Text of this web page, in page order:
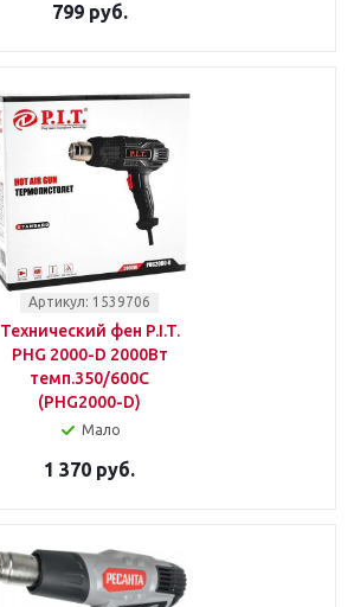
799 руб.
Артикул: 1539706
Технический фен P.I.T.
PHG 2000-D 2000Вт
темп.350/600С
(PHG2000-D)
Мало
1 370 руб.